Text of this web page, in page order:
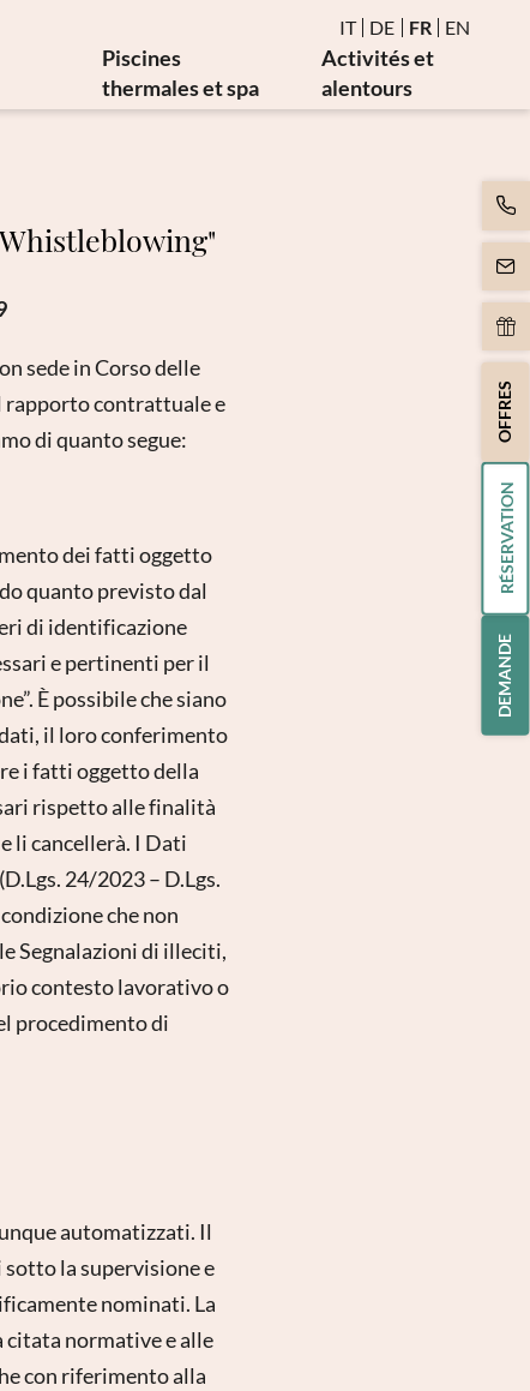
DEMANDE
RÉSERVATION
OFFRES
IT DE FR EN
Piscines
thermales et spa
Mouvement
Activités et
alentours
sede in Corso delle
rapporto contrattuale e
di quanto segue:
dei fatti oggetto
quanto previsto dal
di identificazione
e pertinenti per il
È possibile che siano
il loro conferimento
i fatti oggetto della
rispetto alle finalità
li cancellerà. I Dati
24/2023 – D.Lgs.
che non
Segnalazioni di illeciti,
contesto lavorativo o
procedimento di
automatizzati. Il
la supervisione e
nominati. La
citata normative e alle
con riferimento alla